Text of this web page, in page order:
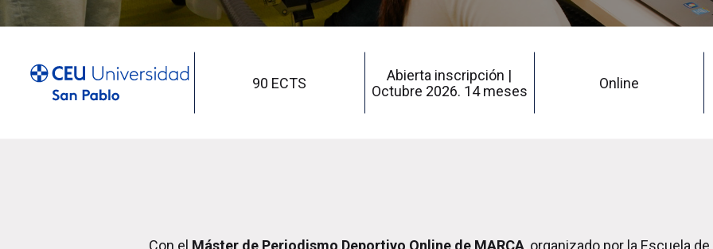
90 ECTS
Abierta inscripción |
Octubre 2026. 14 meses
Online
Con el Máster de Periodismo Deportivo Online de MARCA, organizado por la Escuela